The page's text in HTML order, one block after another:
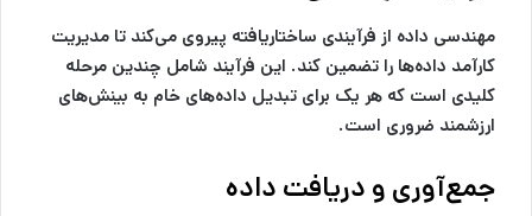
مهندسی داده از فرآیندی ساختاریافته پیروی می‌کند تا مدیریت
کارآمد داده‌ها را تضمین کند. این فرآیند شامل چندین مرحله
کلیدی است که هر یک برای تبدیل داده‌های خام به بینش‌های
ارزشمند ضروری است.
جمع‌آوری و دریافت داده